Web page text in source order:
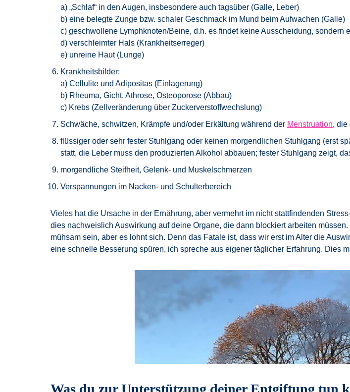
a) „Schlaf“ in den Augen, insbesondere auch tagsüber (Galle, Leber)
b) eine belegte Zunge bzw. schaler Geschmack im Mund beim Aufwachen (Galle)
c) geschwollene Lymphknoten/Beine, d.h. es findet keine Ausscheidung, sondern
d) verschleimter Hals (Krankheitserreger)
e) unreine Haut (Lunge)
Krankheitsbilder:
a) Cellulite und Adipositas (Einlagerung)
b) Rheuma, Gicht, Athrose, Osteoporose (Abbau)
c) Krebs (Zellveränderung über Zuckerverstoffwechslung)
Schwäche, schwitzen, Krämpfe und/oder Erkältung während der Menstruation, die
flüssiger oder sehr fester Stuhlgang oder keinen morgendlichen Stuhlgang (erst
statt, die Leber muss den produzierten Alkohol abbauen; fester Stuhlgang zeigt,
morgendliche Steifheit, Gelenk- und Muskelschmerzen
Verspannungen im Nacken- und Schulterbereich
Vieles hat die Ursache in der Ernährung, aber vermehrt im nicht stattfindenden
dies nachweislich Auswirkung auf deine Organe, die dann blockiert arbeiten
mühsam sein, aber es lohnt sich. Denn das Fatale ist, dass wir erst im Alter die
eine schnelle Besserung spüren, ich spreche aus eigener täglicher Erfahrung. Dies
Was du zur Unterstützung deiner Entgiftung tun